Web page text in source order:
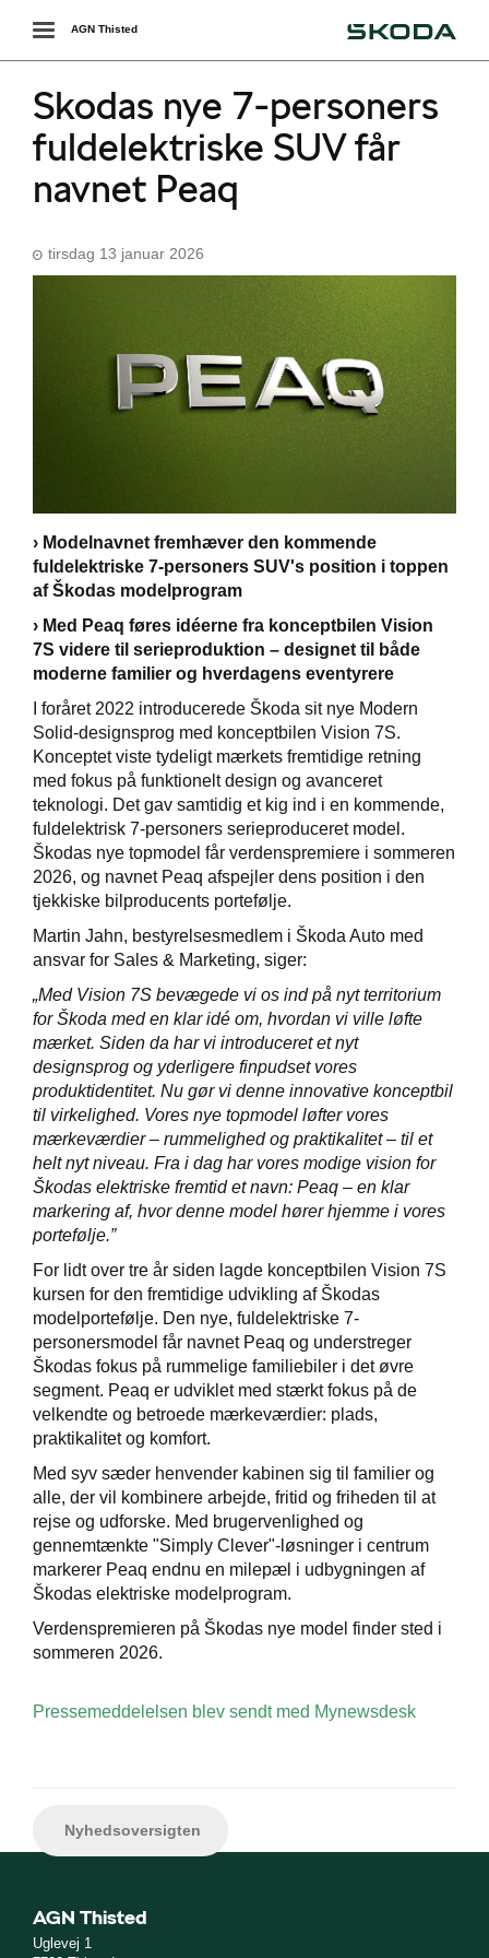
Danmarks
Toggle
navigation
AGN Thisted
Skodas nye 7-personers
fuldelektriske SUV får
navnet Peaq
tirsdag 13 januar 2026
› Modelnavnet fremhæver den kommende
fuldelektriske 7-personers SUV's position i toppen
af Škodas modelprogram
› Med Peaq føres idéerne fra konceptbilen Vision
7S videre til serieproduktion – designet til både
moderne familier og hverdagens eventyrere
I foråret 2022 introducerede Škoda sit nye Modern
Solid-designsprog med konceptbilen Vision 7S.
Konceptet viste tydeligt mærkets fremtidige retning
med fokus på funktionelt design og avanceret
teknologi. Det gav samtidig et kig ind i en kommende,
fuldelektrisk 7-personers serieproduceret model.
Škodas nye topmodel får verdenspremiere i sommeren
2026, og navnet Peaq afspejler dens position i den
tjekkiske bilproducents portefølje.
Martin Jahn, bestyrelsesmedlem i Škoda Auto med
ansvar for Sales & Marketing, siger:
„Med Vision 7S bevægede vi os ind på nyt territorium
for Škoda med en klar idé om, hvordan vi ville løfte
mærket. Siden da har vi introduceret et nyt
designsprog og yderligere finpudset vores
produktidentitet. Nu gør vi denne innovative konceptbil
til virkelighed. Vores nye topmodel løfter vores
mærkeværdier – rummelighed og praktikalitet – til et
helt nyt niveau. Fra i dag har vores modige vision for
Škodas elektriske fremtid et navn: Peaq – en klar
markering af, hvor denne model hører hjemme i vores
portefølje.”
For lidt over tre år siden lagde konceptbilen Vision 7S
kursen for den fremtidige udvikling af Škodas
modelportefølje. Den nye, fuldelektriske 7-
personersmodel får navnet Peaq og understreger
Škodas fokus på rummelige familiebiler i det øvre
segment. Peaq er udviklet med stærkt fokus på de
velkendte og betroede mærkeværdier: plads,
praktikalitet og komfort.
Med syv sæder henvender kabinen sig til familier og
alle, der vil kombinere arbejde, fritid og friheden til at
rejse og udforske. Med brugervenlighed og
gennemtænkte "Simply Clever"-løsninger i centrum
markerer Peaq endnu en milepæl i udbygningen af
Škodas elektriske modelprogram.
Verdenspremieren på Škodas nye model finder sted i
sommeren 2026.
Pressemeddelelsen blev sendt med Mynewsdesk
Nyhedsoversigten
AGN Thisted
Uglevej 1